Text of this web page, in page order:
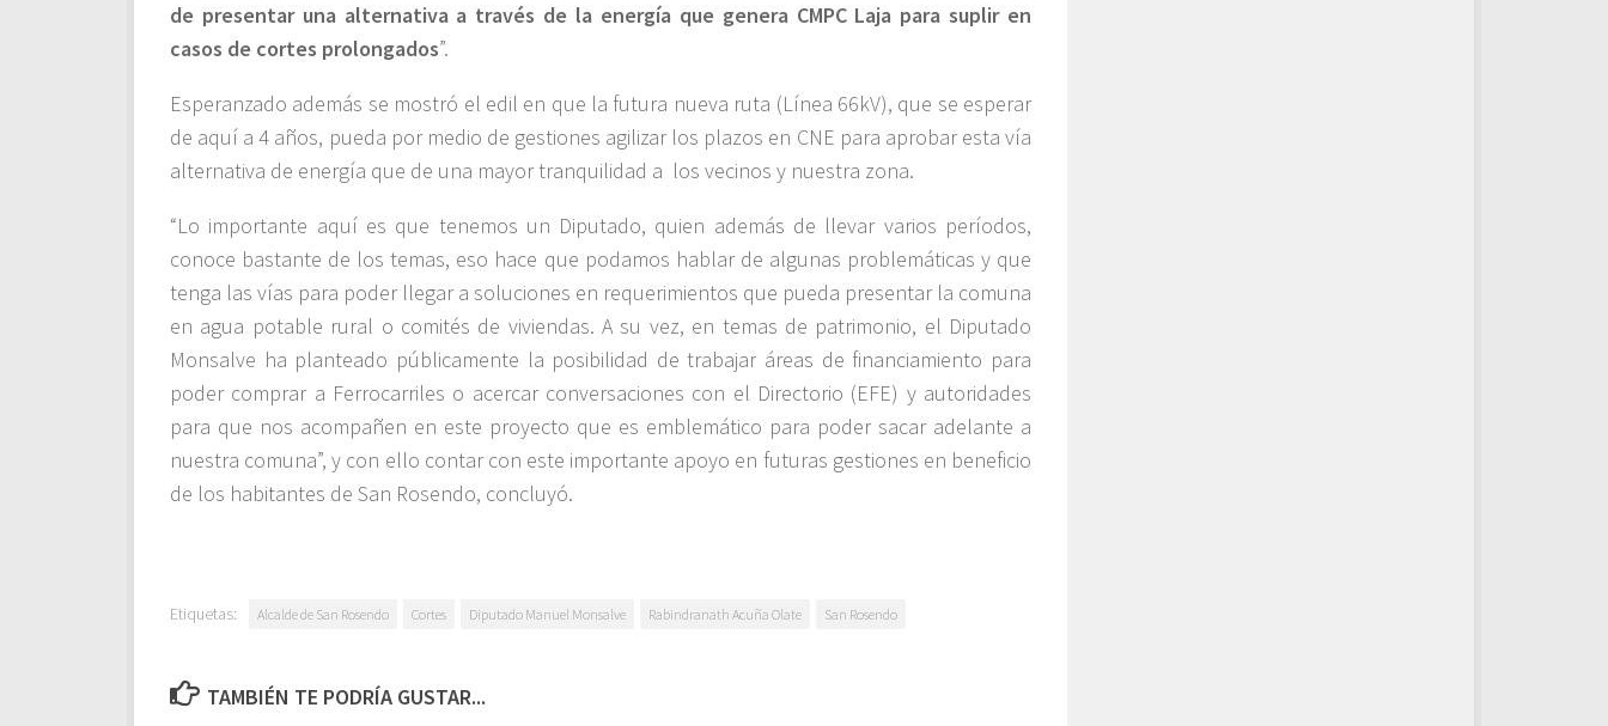
de presentar una alternativa a través de la energía que genera CMPC Laja para suplir en
casos de cortes prolongados”.
Esperanzado además se mostró el edil en que la futura nueva ruta (Línea 66kV), que se esperar
de aquí a 4 años, pueda por medio de gestiones agilizar los plazos en CNE para aprobar esta vía
alternativa de energía que de una mayor tranquilidad a los vecinos y nuestra zona.
“Lo importante aquí es que tenemos un Diputado, quien además de llevar varios períodos,
conoce bastante de los temas, eso hace que podamos hablar de algunas problemáticas y que
tenga las vías para poder llegar a soluciones en requerimientos que pueda presentar la comuna
en agua potable rural o comités de viviendas. A su vez, en temas de patrimonio, el Diputado
Monsalve ha planteado públicamente la posibilidad de trabajar áreas de financiamiento para
poder comprar a Ferrocarriles o acercar conversaciones con el Directorio (EFE) y autoridades
para que nos acompañen en este proyecto que es emblemático para poder sacar adelante a
nuestra comuna”, y con ello contar con este importante apoyo en futuras gestiones en beneficio
de los habitantes de San Rosendo, concluyó.
Etiquetas: Alcalde de San Rosendo Cortes Diputado Manuel Monsalve Rabindranath Acuña Olate San Rosendo
TAMBIÉN TE PODRÍA GUSTAR...